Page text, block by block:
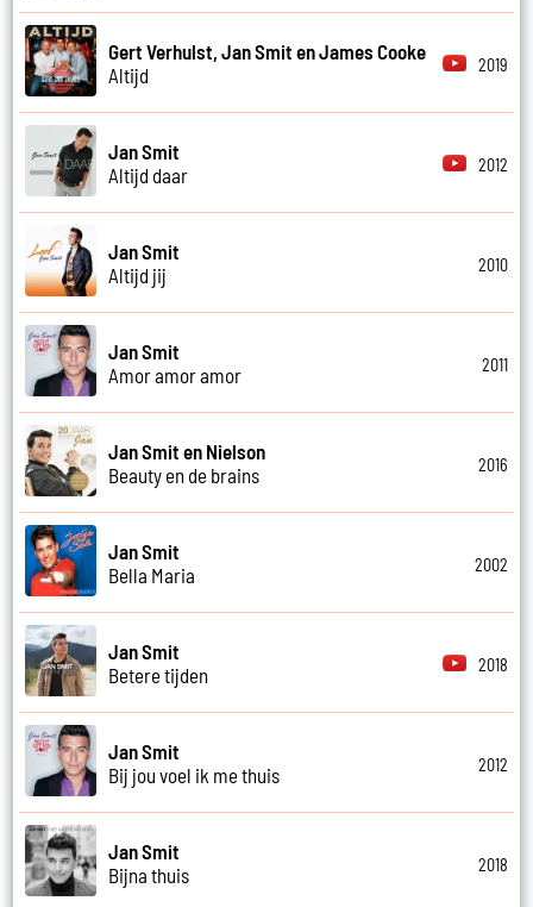
Gert Verhulst, Jan Smit en James Cooke
Altijd
2019
Jan Smit
Altijd daar
2012
Jan Smit
Altijd jij
2010
Jan Smit
Amor amor amor
2011
Jan Smit en Nielson
Beauty en de brains
2016
Jan Smit
Bella Maria
2002
Jan Smit
Betere tijden
2018
Jan Smit
Bij jou voel ik me thuis
2012
Jan Smit
Bijna thuis
2018